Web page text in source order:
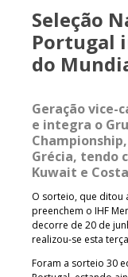
Seleção
Portugal
do
Geração vice-
e integra o
Grécia, tendo
Kuwait e
O sorteio, que ditou
preenchem o IHF
decorre de 20 de
realizou-se esta
Foram a sorteio 30